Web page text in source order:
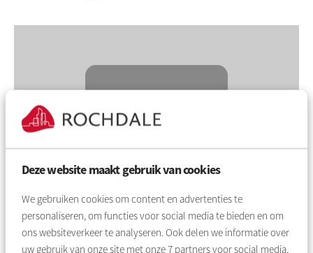
Deze website maakt gebruik van cookies
We gebruiken cookies om content en advertenties te
personaliseren, om functies voor social media te bieden en om
ons websiteverkeer te analyseren. Ook delen we informatie over
uw gebruik van onze site met onze7 partners voor social media,
▶
Accepteer marketing cookiesom deze YouTube content te
bekijken.